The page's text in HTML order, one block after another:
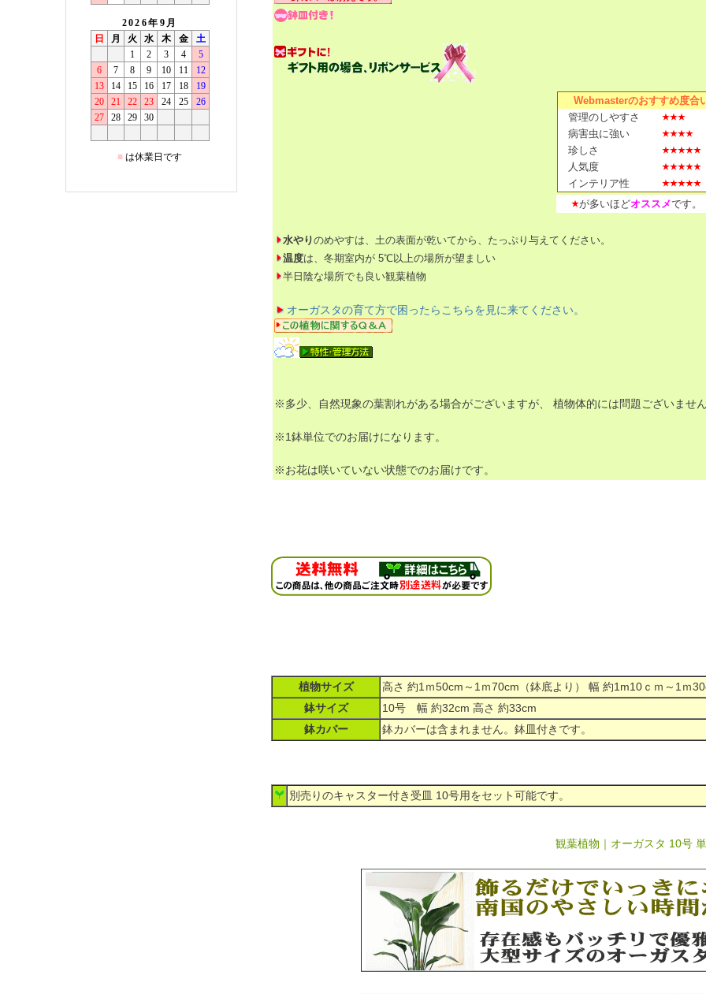
Webmasterのおすすめ度合
管理のしやすさ
病害虫に強い
珍しさ
人気度
インテリア性
が多いほどオススメです。
水やりのめやすは、土の表面が乾いてから、たっぷり与えてください。
温度は、冬期室内が 5℃以上の場所が望ましい
半日陰な場所でも良い観葉植物
オーガスタの育て方で困ったらこちらを見に来てください。
※多少、自然現象の葉割れがある場合がございますが、 植物体的には問題ございませ
※1鉢単位でのお届けになります。
※お花は咲いていない状態でのお届けです。
植物サイズ
高さ 約1ｍ50cm～1ｍ70cm（鉢底より） 幅 約1m10ｃｍ～1ｍ
鉢サイズ
10号 幅 約32cm 高さ 約33cm
鉢カバー
鉢カバーは含まれません。鉢皿付きです。
別売りのキャスター付き受皿 10号用をセット可能です。
観葉植物｜オーガスタ 10号